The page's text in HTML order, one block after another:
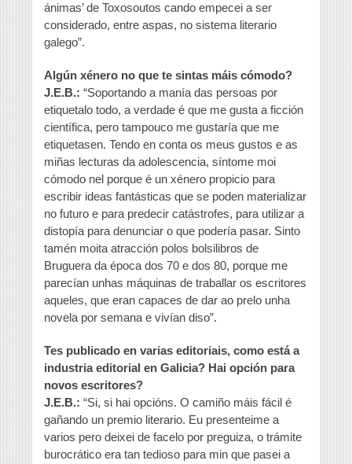
ánimas’ de Toxosoutos cando empecei a ser
considerado, entre aspas, no sistema literario
galego”.
Algún xénero no que te sintas máis cómodo?
J.E.B.: “Soportando a manía das persoas por
etiquetalo todo, a verdade é que me gusta a ficción
científica, pero tampouco me gustaría que me
etiquetasen. Tendo en conta os meus gustos e as
miñas lecturas da adolescencia, síntome moi
cómodo nel porque é un xénero propicio para
escribir ideas fantásticas que se poden materializar
no futuro e para predecir catástrofes, para utilizar a
distopía para denunciar o que podería pasar. Sinto
tamén moita atracción polos bolsilibros de
Bruguera da época dos 70 e dos 80, porque me
parecían unhas máquinas de traballar os escritores
aqueles, que eran capaces de dar ao prelo unha
novela por semana e vivían diso”.
Tes publicado en varias editoriais, como está a
industria editorial en Galicia? Hai opción para
novos escritores?
J.E.B.: “Si, si hai opcións. O camiño máis fácil é
gañando un premio literario. Eu presenteime a
varios pero deixei de facelo por preguiza, o trámite
burocrático era tan tedioso para min que pasei a